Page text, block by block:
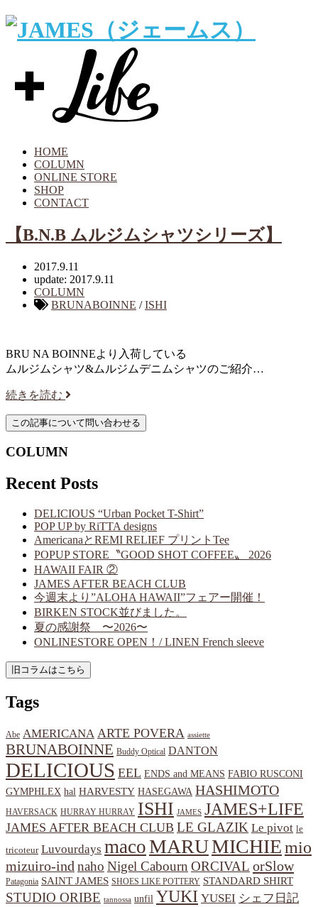
HOME
COLUMN
ONLINE STORE
SHOP
CONTACT
【B.N.B ムルジムシャツシリーズ】
2017.9.11
update: 2017.9.11
COLUMN
BRUNABOINNE /ISHI
BRU NA BOINNEより入荷している
ムルジムシャツ&ムルジムデニムシャツのご紹介…
続きを読む
COLUMN
Recent Posts
DELICIOUS “Urban Pocket T-Shirt”
POP UP by RiTTA designs
AmericanaとREMI RELIEF プリントTee
POPUP STORE〝GOOD SHOT COFFEE〟 2026
HAWAII FAIR ②
JAMES AFTER BEACH CLUB
今週末より”ALOHA HAWAII”フェアー開催！
BIRKEN STOCK並びました。
夏の感謝祭 〜2026〜
ONLINESTORE OPEN！/ LINEN French sleeve
Tags
Abe AMERICANA ARTE POVERA assiette
BRUNABOINNE Buddy Optical DANTON
DELICIOUS EEL ENDS and MEANS FABIO RUSCONI
GYMPHLEX hal HARVESTY HASEGAWA HASHIMOTO
HAVERSACK HURRAY HURRAY ISHI JAMES JAMES+LIFE
JAMES AFTER BEACH CLUB LE GLAZIK Le pivot le
tricoteur Luvourdays macoMARUMICHIEmio
mizuiro-ind naho Nigel Cabourn ORCIVAL orSlow
Patagonia SAINT JAMES SHOES LIKE POTTERY STANDARD SHIRT
STUDIO ORIBE tannossa unfil YUKI YUSEI シェフ日記